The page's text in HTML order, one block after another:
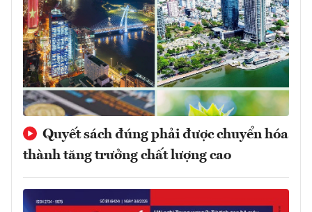
Quyết sách đúng phải được chuyển hóa
thành tăng trưởng chất lượng cao